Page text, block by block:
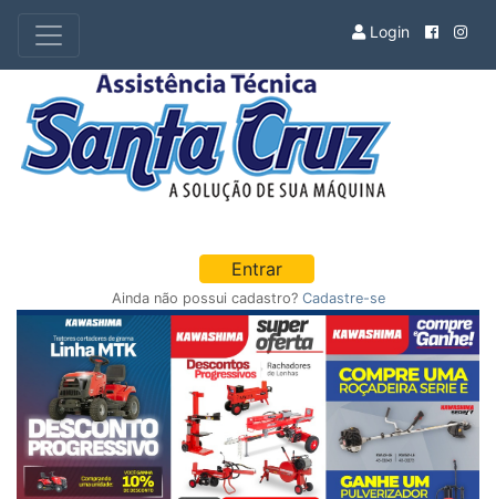
Login
Entrar
Ainda não possui cadastro? Cadastre-se